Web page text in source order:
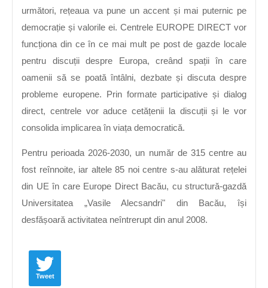
următori, rețeaua va pune un accent și mai puternic pe
democrație și valorile ei. Centrele EUROPE DIRECT vor
funcționa din ce în ce mai mult pe post de gazde locale
pentru discuții despre Europa, creând spații în care
oamenii să se poată întâlni, dezbate și discuta despre
probleme europene. Prin formate participative și dialog
direct, centrele vor aduce cetățenii la discuții și le vor
consolida implicarea în viața democratică.
Pentru perioada 2026-2030, un număr de 315 centre au
fost reînnoite, iar altele 85 noi centre s-au alăturat rețelei
din UE în care Europe Direct Bacău, cu structură-gazdă
Universitatea „Vasile Alecsandri" din Bacău, își
desfășoară activitatea neîntrerupt din anul 2008.
Tweet